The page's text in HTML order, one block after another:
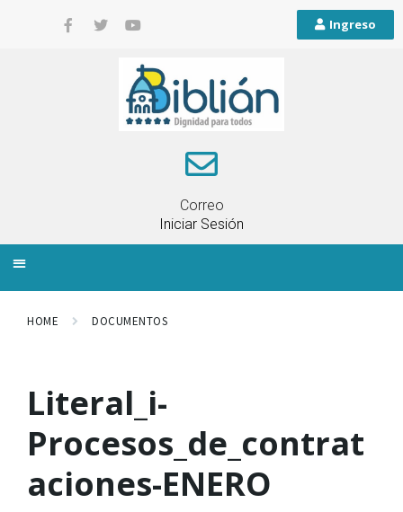
Ingreso
Correo
Iniciar Sesión
HOME DOCUMENTOS
Literal_i-
Procesos_de_contrat
aciones-ENERO